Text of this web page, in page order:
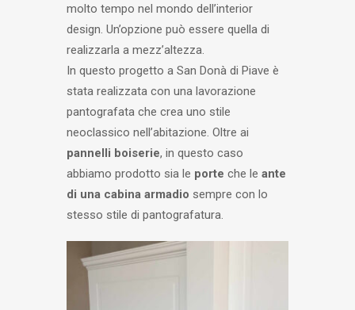
molto tempo nel mondo dell’interior
design. Un’opzione può essere quella di
realizzarla a mezz’altezza.
In questo progetto a San Donà di Piave è
stata realizzata con una lavorazione
pantografata che crea uno stile
neoclassico nell’abitazione. Oltre ai
pannelli boiserie, in questo caso
abbiamo prodotto sia le porte che le ante
di una cabina armadio sempre con lo
stesso stile di pantografatura.